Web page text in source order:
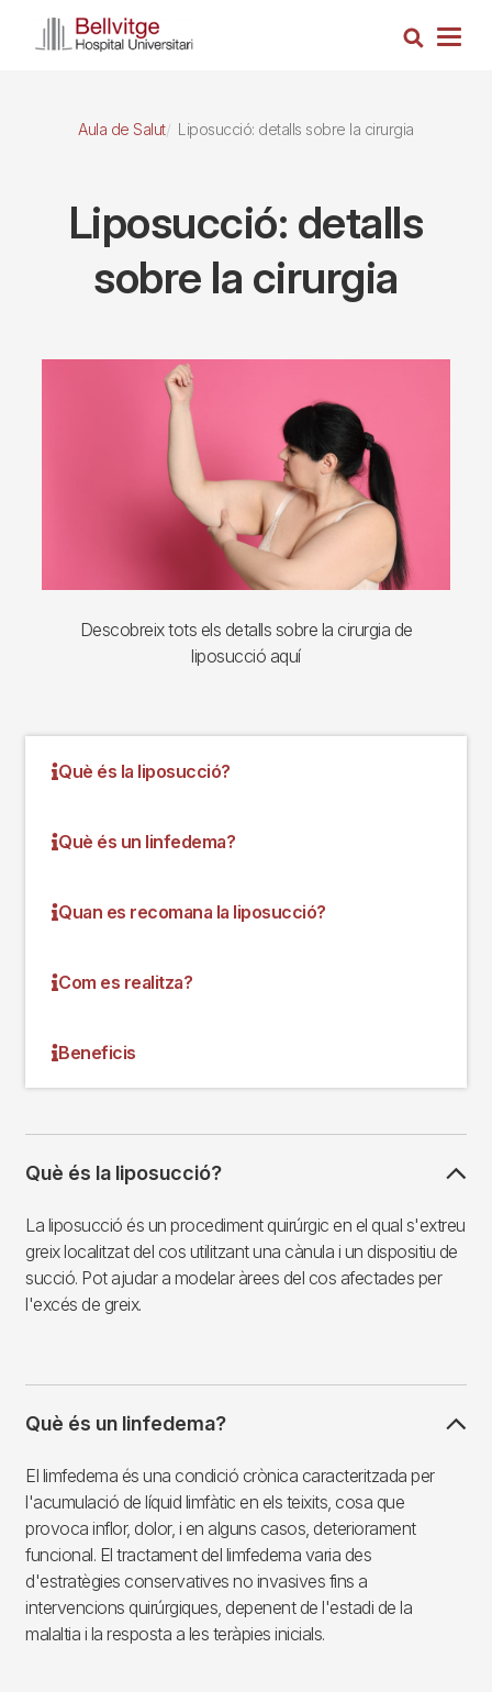
Cerca
Aula de Salut Liposucció: detalls sobre la cirurgia
Liposucció: detalls
sobre la cirurgia
Descobreix tots els detalls sobre la cirurgia de
liposucció aquí
Què és la liposucció?
Què és un linfedema?
Quan es recomana la liposucció?
Com es realitza?
Beneficis
Què és la liposucció?
La liposucció és un procediment quirúrgic en el qual s'extreu
greix localitzat del cos utilitzant una cànula i un dispositiu de
succió. Pot ajudar a modelar àrees del cos afectades per
l'excés de greix.
Què és un linfedema?
El limfedema és una condició crònica caracteritzada per
l'acumulació de líquid limfàtic en els teixits, cosa que
provoca inflor, dolor, i en alguns casos, deteriorament
funcional. El tractament del limfedema varia des
d'estratègies conservatives no invasives fins a
intervencions quirúrgiques, depenent de l'estadi de la
malaltia i la resposta a les teràpies inicials.